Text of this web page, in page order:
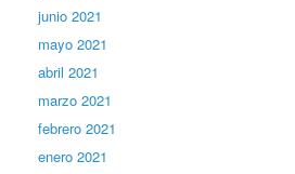
junio 2021
mayo 2021
abril 2021
marzo 2021
febrero 2021
enero 2021